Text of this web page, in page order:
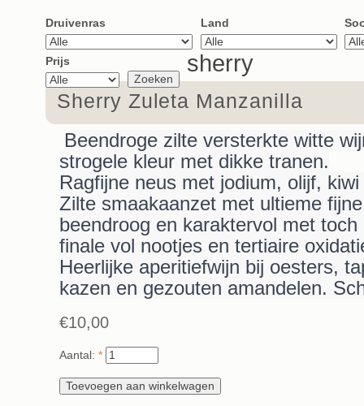
Druivenras Land
Prijs sherry
Sherry Zuleta Manzanilla
Beendroge zilte versterkte witte
strogele kleur met dikke tranen.
Ragfijne neus met jodium, olijf,
Zilte smaakaanzet met ultieme
beendroog en karaktervol met
finale vol nootjes en tertiaire
Heerlijke aperitiefwijn bij oesters,
kazen en gezouten amandelen.
€10,00
Aantal: *